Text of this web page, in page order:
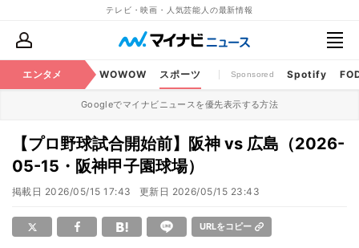
テレビ・映画・人気芸能人の最新情報
エンタメ
・CS番組 WOWOW スポーツ Sponsored Spotify
Googleでマイナビニュースを優先表示する方法
【プロ野球試合開始前】阪神 vs 広島（2026-
05-15・阪神甲子園球場）
掲載日 2026/05/15 17:43 更新日 2026/05/15 23:43
URLをコピー